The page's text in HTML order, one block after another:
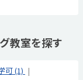
教室を探す
可 (1)